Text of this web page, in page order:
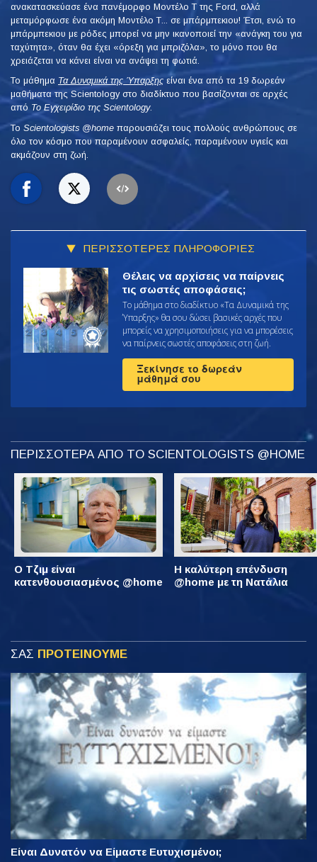
ανακατασκεύασε ένα πανέμορφο Μοντέλο Τ της Ford, αλλά
μεταμόρφωσε ένα ακόμη Μοντέλο Τ... σε μπάρμπεκιου! Έτσι, ενώ το
μπάρμπεκιου με ρόδες μπορεί να μην ικανοποιεί την «ανάγκη του για
ταχύτητα», όταν θα έχει «όρεξη για μπριζόλα», το μόνο που θα
χρειάζεται να κάνει είναι να ανάψει τη φωτιά.
Το μάθημα Τα Δυναμικά της Ύπαρξης είναι ένα από τα 19 δωρεάν
μαθήματα της Scientology στο διαδίκτυο που βασίζονται σε αρχές
από Το Εγχειρίδιο της Scientology.
To Scientologists @home παρουσιάζει τους πολλούς ανθρώπους σε
όλο τον κόσμο που παραμένουν ασφαλείς, παραμένουν υγιείς και
ακμάζουν στη ζωή.
ΠΕΡΙΣΣΟΤΕΡΕΣ ΠΛΗΡΟΦΟΡΙΕΣ
Θέλεις να αρχίσεις να παίρνεις
τις σωστές αποφάσεις;
Το μάθημα στο διαδίκτυο «Τα Δυναμικά της
Ύπαρξης» θα σου δώσει βασικές αρχές που
μπορείς να χρησιμοποιήσεις για να μπορέσεις
να παίρνεις σωστές αποφάσεις στη ζωή.
Ξεκίνησε το δωρεάν
μάθημά σου
ΠΕΡΙΣΣΟΤΕΡΑ ΑΠΟ ΤΟ SCIENTOLOGISTS @HOME
Ο Τζιμ είναι
κατενθουσιασμένος @home
Η καλύτερη επένδυση
@home με τη Νατάλια
ΣΑΣ ΠΡΟΤΕΙΝΟΥΜΕ
Είναι Δυνατόν να Είμαστε Ευτυχισμένοι;